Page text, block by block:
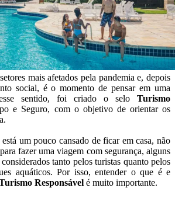
mais afetados pela pandemia e, depois
social, é o momento de pensar em uma
sentido, foi criado o selo Turismo
e Seguro, com o objetivo de orientar os
um pouco cansado de ficar em casa, não
fazer uma viagem com segurança, alguns
tanto pelos turistas quanto pelos
aquáticos. Por isso, entender o que é e
Responsável é muito importante.